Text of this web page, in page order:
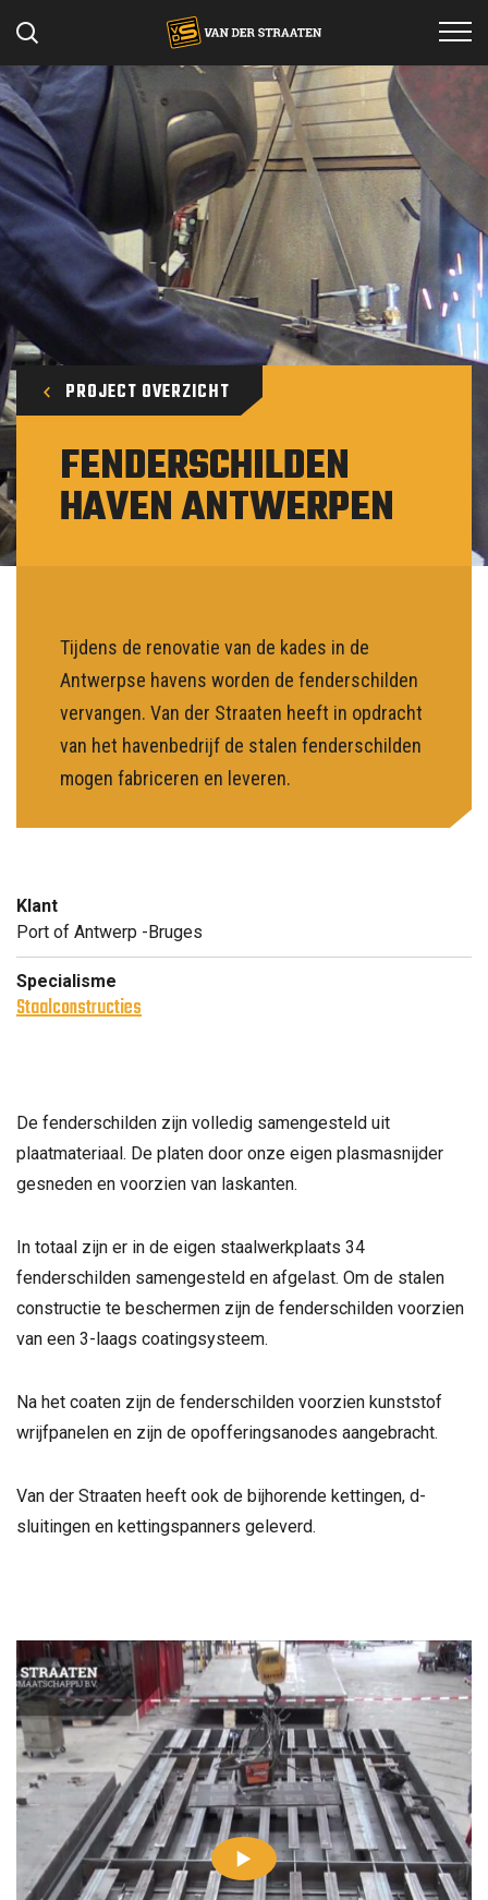
Specialismen
Projecten
Werken bij
Materieel
Over ons
Contact
NL
PROJECT OVERZICHT
FENDERSCHILDEN
HAVEN ANTWERPEN
Tijdens de renovatie van de kades in de
Antwerpse havens worden de fenderschilden
vervangen. Van der Straaten heeft in opdracht
van het havenbedrijf de stalen fenderschilden
mogen fabriceren en leveren.
Klant
Port of Antwerp -Bruges
Specialisme
Staalconstructies
De fenderschilden zijn volledig samengesteld uit
plaatmateriaal. De platen door onze eigen plasmasnijder
gesneden en voorzien van laskanten.
In totaal zijn er in de eigen staalwerkplaats 34
fenderschilden samengesteld en afgelast. Om de stalen
constructie te beschermen zijn de fenderschilden voorzien
van een 3-laags coatingsysteem.
Na het coaten zijn de fenderschilden voorzien kunststof
wrijfpanelen en zijn de opofferingsanodes aangebracht.
Van der Straaten heeft ook de bijhorende kettingen, d-
sluitingen en kettingspanners geleverd.